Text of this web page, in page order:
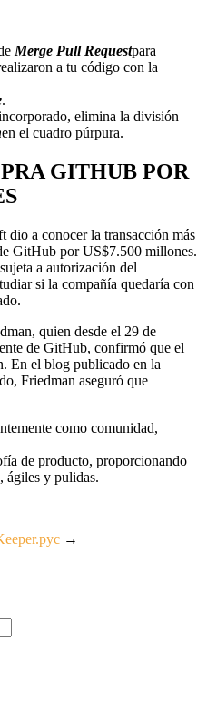
Merge Pull Requestpara
a tu código con la
.
elimina la división
en el cuadro púrpura.
GITHUB POR
dio a conocer la transacción más
GitHub por US$7.500 millones.
a autorización del
si la compañía quedaría con
quien desde el 29 de
de GitHub, confirmó que el
En el blog publicado en la
Friedman aseguró que
como comunidad,
de producto, proporcionando
ágiles y pulidas.
→